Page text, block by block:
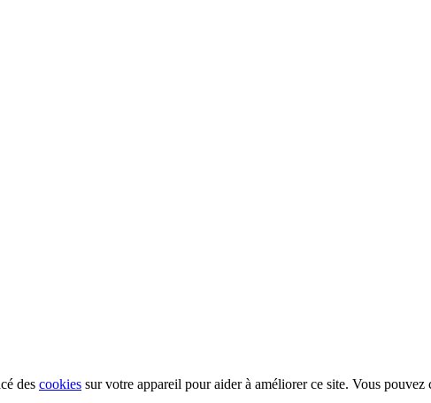
des cookies sur votre appareil pour aider à améliorer ce site. Vous pouvez